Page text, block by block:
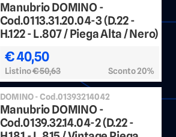
Manubrio DOMINO -
Cod.0113.31.20.04-3 (D.22 -
H.122 - L.807 / Piega Alta / Nero)
€ 40,50
Listino€ 50,63 Sconto 20%
DOMINO - Cod.01393214042
Manubrio DOMINO -
Cod.0139.32.14.04-2 (D.22 -